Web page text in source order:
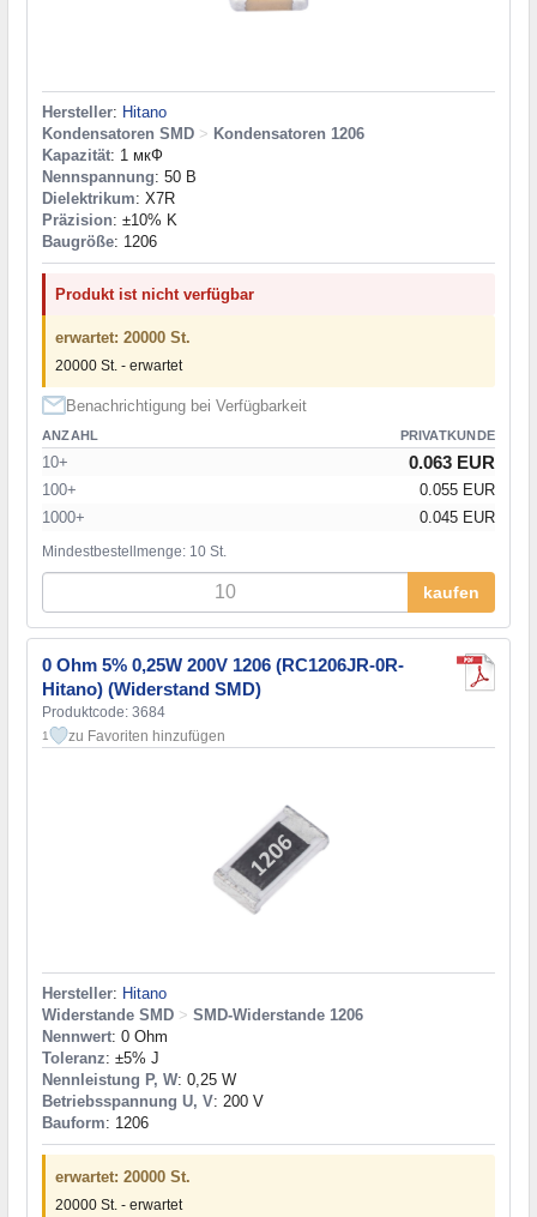
Hersteller: Hitano
Kondensatoren SMD > Kondensatoren 1206
Kapazität: 1 мкФ
Nennspannung: 50 В
Dielektrikum: X7R
Präzision: ±10% K
Baugröße: 1206
Produkt ist nicht verfügbar
erwartet: 20000 St.
20000 St. - erwartet
Benachrichtigung bei Verfügbarkeit
ANZAHL PRIVATKUNDE
10+ 0.063 EUR
100+
0.055 EUR
1000+
0.045 EUR
Mindestbestellmenge: 10 St.
kaufen
0 Ohm 5% 0,25W 200V 1206 (RC1206JR-0R-
Hitano) (Widerstand SMD)
Produktcode: 3684
1 zu Favoriten hinzufügen
Hersteller: Hitano
Widerstande SMD > SMD-Widerstande 1206
Nennwert: 0 Ohm
Toleranz: ±5% J
Nennleistung P, W: 0,25 W
Betriebsspannung U, V: 200 V
Bauform: 1206
erwartet: 20000 St.
20000 St. - erwartet